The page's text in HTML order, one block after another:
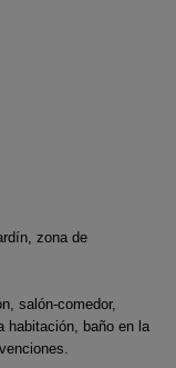
zona de
salón-comedor,
habitación, baño en la